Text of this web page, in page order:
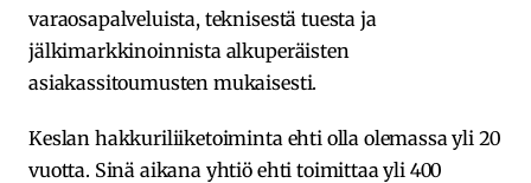
varaosapalveluista, teknisestä tuesta ja
jälkimarkkinoinnista alkuperäisten
asiakassitoumusten mukaisesti.
Keslan hakkuriliiketoiminta ehti olla olemassa yli 20
vuotta. Sinä aikana yhtiö ehti toimittaa yli 400